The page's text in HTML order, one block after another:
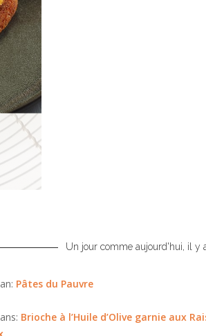
Un jour comme aujourd'hui, il y
Pâtes du Pauvre
Brioche à l’Huile d’Olive garnie aux